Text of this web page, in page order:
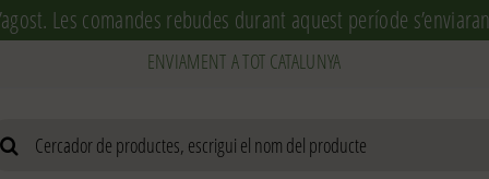
Les comandes rebudes durant aquest període